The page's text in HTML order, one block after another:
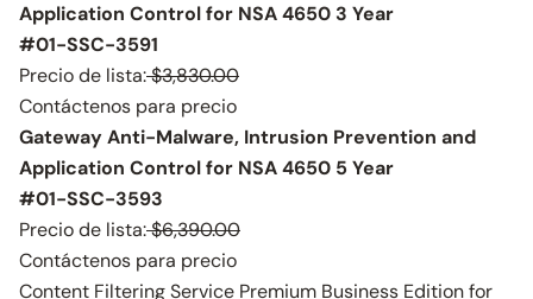
Application Control for NSA 4650 3 Year
#01-SSC-3591
Precio de lista:$3,830.00
Contáctenos para precio
Gateway Anti-Malware, Intrusion Prevention and
Application Control for NSA 4650 5 Year
#01-SSC-3593
Precio de lista:$6,390.00
Contáctenos para precio
Content Filtering Service Premium Business Edition for